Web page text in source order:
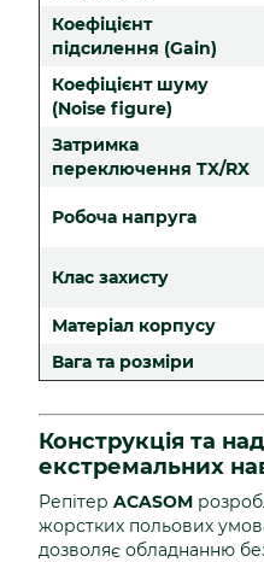
Коефіцієнт
підсилення (Gain)
Коефіцієнт шуму
(Noise figure)
Затримка
переключення TX/RX
Робоча напруга
Клас захисту
Матеріал корпусу
Вага та розміри
Конструкція та
екстремальних
Репітер ACASOM
жорстких польових
дозволяє обладнанню